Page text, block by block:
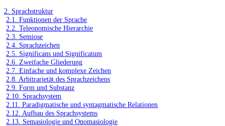
2. Sprachstruktur
2.1. Funktionen der Sprache
2.2. Teleonomische Hierarchie
2.3. Semiose
2.4. Sprachzeichen
2.5. Significans und Significatum
2.6. Zweifache Gliederung
2.7. Einfache und komplexe Zeichen
2.8. Arbitrarietät des Sprachzeichens
2.9. Form und Substanz
2.10. Sprachsystem
2.11. Paradigmatische und syntagmatische Relationen
2.12. Aufbau des Sprachsystems
2.13. Semasiologie und Onomasiologie